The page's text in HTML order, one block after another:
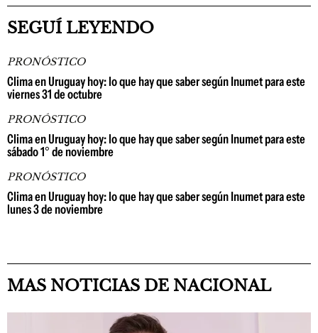
SEGUÍ LEYENDO
PRONÓSTICO
Clima en Uruguay hoy: lo que hay que saber según Inumet para este
viernes 31 de octubre
PRONÓSTICO
Clima en Uruguay hoy: lo que hay que saber según Inumet para este
sábado 1° de noviembre
PRONÓSTICO
Clima en Uruguay hoy: lo que hay que saber según Inumet para este
lunes 3 de noviembre
MAS NOTICIAS DE NACIONAL